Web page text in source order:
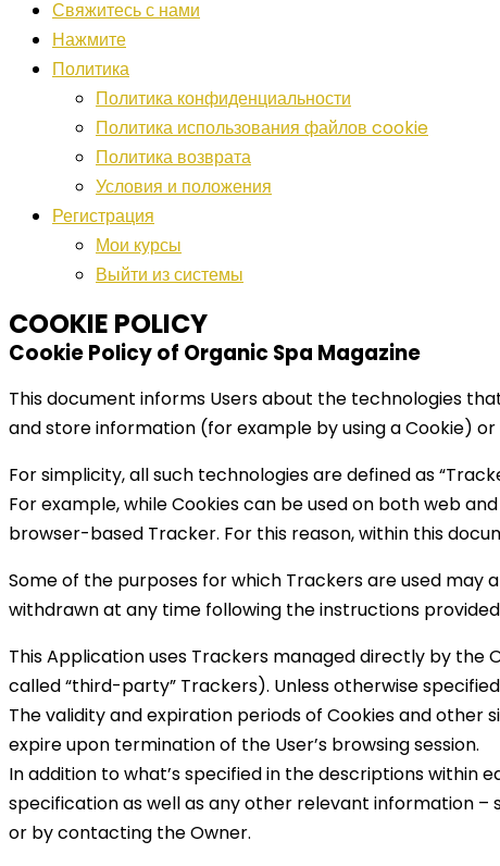
Свяжитесь с нами
Нажмите
Политика
Политика конфиденциальности
Политика использования файлов cookie
Политика возврата
Условия и положения
Регистрация
Мои курсы
Выйти из системы
COOKIE POLICY
Cookie Policy of Organic Spa Magazine
This document informs Users about the technologies
and store information (for example by using a Cookie)
For simplicity, all such technologies are defined as
For example, while Cookies can be used on both web
browser-based Tracker. For this reason, within this
Some of the purposes for which Trackers are used may
withdrawn at any time following the instructions
This Application uses Trackers managed directly by
called “third-party” Trackers). Unless otherwise
The validity and expiration periods of Cookies and
expire upon termination of the User’s browsing session.
In addition to what’s specified in the descriptions
specification as well as any other relevant information
or by contacting the Owner.